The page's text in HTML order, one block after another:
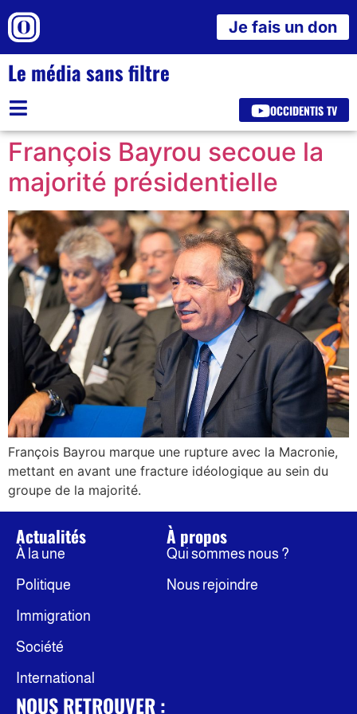
Je fais un don
Le média sans filtre
OCCIDENTIS TV
François Bayrou secoue la
majorité présidentielle
François Bayrou marque une rupture avec la Macronie,
mettant en avant une fracture idéologique au sein du
groupe de la majorité.
NOUS RETROUVER :
Actualités
À la une
Politique
Immigration
Société
International
À propos
Qui sommes nous ?
Nous rejoindre